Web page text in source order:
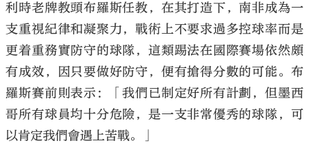
利時老牌教頭布羅斯任教，在其打造下，南非成為一
支重視紀律和凝聚力，戰術上不要求過多控球率而是
更着重務實防守的球隊，這類踢法在國際賽場依然頗
有成效，因只要做好防守，便有搶得分數的可能。布
羅斯賽前則表示：「我們已制定好所有計劃，但墨西
哥所有球員均十分危險，是一支非常優秀的球隊，可
以肯定我們會遇上苦戰。」